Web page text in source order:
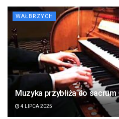
WAŁBRZYCH
Muzyka przybliża do
4 LIPCA 2025